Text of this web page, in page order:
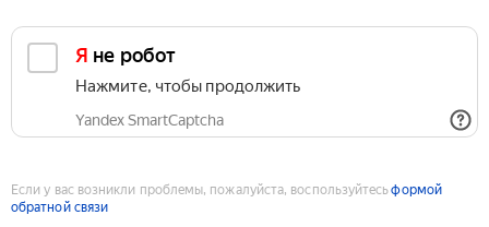
Я не робот
Нажмите, чтобы продолжить
Yandex SmartCaptcha
Если у вас возникли проблемы, пожалуйста, воспользуйтесьформой
обратной связи